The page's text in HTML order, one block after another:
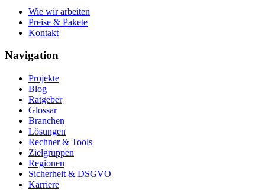
Wie wir arbeiten
Preise & Pakete
Kontakt
Navigation
Projekte
Blog
Ratgeber
Glossar
Branchen
Lösungen
Rechner & Tools
Zielgruppen
Regionen
Sicherheit & DSGVO
Karriere